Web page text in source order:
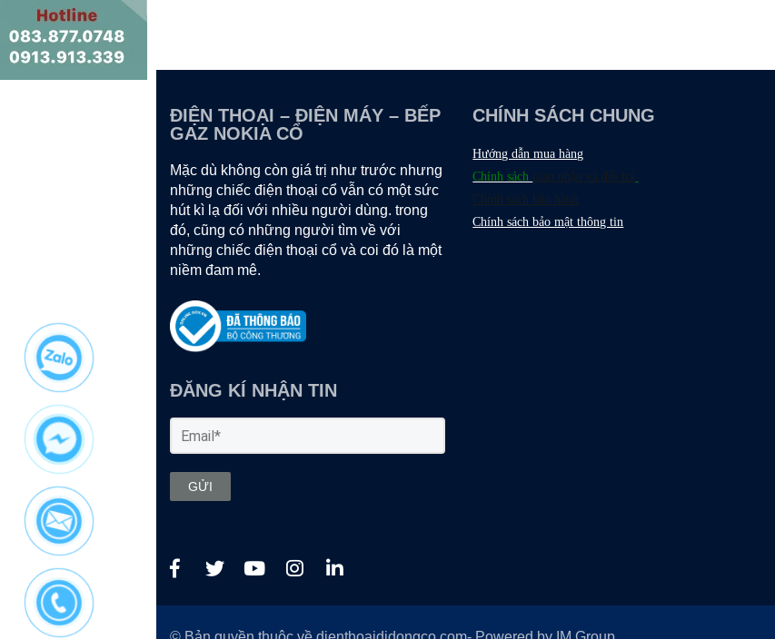
ĐIỆN THOẠI – ĐIỆN MÁY – BẾP
GAZ NOKIA CỔ
Mặc dù không còn giá trị như trước nhưng
những chiếc điện thoại cổ vẫn có một sức
hút kì lạ đối với nhiều người dùng. trong
đó, cũng có những người tìm về với
những chiếc điện thoại cổ và coi đó là một
niềm đam mê.
CHÍNH SÁCH CHUNG
Hướng dẫn mua hàng
Chính sách giao nhận và đổi trả
Chính sách bảo hành
Chính sách bảo mật thông tin
ĐĂNG KÍ NHẬN TIN
GỬI